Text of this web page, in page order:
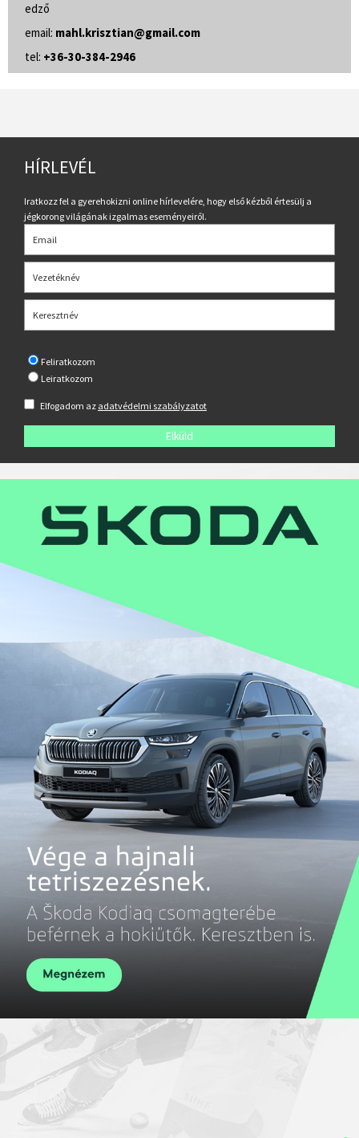
edző
email: mahl.krisztian@gmail.com
tel: +36-30-384-2946
HÍRLEVÉL
Iratkozz fel a gyerehokizni online hírlevelére, hogy első kézből értesülj a
jégkorong világának izgalmas eseményeiről.
Feliratkozom
Leiratkozom
Elfogadom az adatvédelmi szabályzatot